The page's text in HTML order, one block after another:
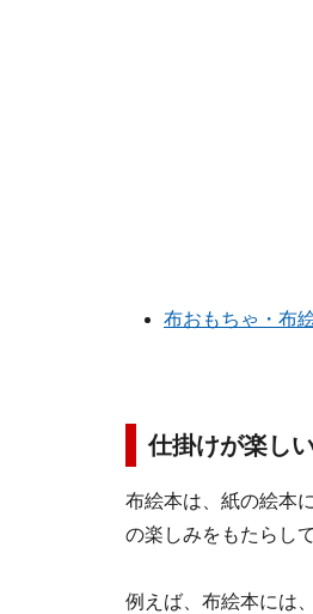
布おもちゃ・布
仕掛けが楽し
布絵本は、紙の絵本
の楽しみをもたらし
例えば、布絵本には